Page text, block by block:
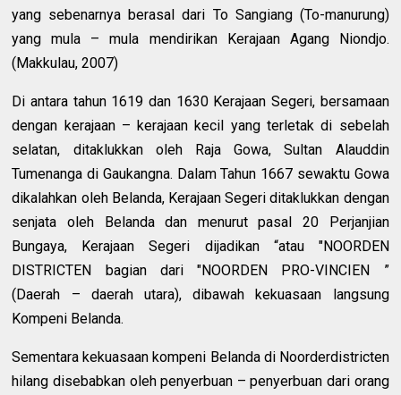
yang sebenarnya berasal dari To Sangiang (To-manurung)
yang mula – mula mendirikan Kerajaan Agang Niondjo.
(Makkulau, 2007)
Di antara tahun 1619 dan 1630 Kerajaan Segeri, bersamaan
dengan kerajaan – kerajaan kecil yang terletak di sebelah
selatan, ditaklukkan oleh Raja Gowa, Sultan Alauddin
Tumenanga di Gaukangna. Dalam Tahun 1667 sewaktu Gowa
dikalahkan oleh Belanda, Kerajaan Segeri ditaklukkan dengan
senjata oleh Belanda dan menurut pasal 20 Perjanjian
Bungaya, Kerajaan Segeri dijadikan “atau "NOORDEN
DISTRICTEN bagian dari "NOORDEN PRO-VINCIEN ”
(Daerah – daerah utara), dibawah kekuasaan langsung
Kompeni Belanda.
Sementara kekuasaan kompeni Belanda di Noorderdistricten
hilang disebabkan oleh penyerbuan – penyerbuan dari orang